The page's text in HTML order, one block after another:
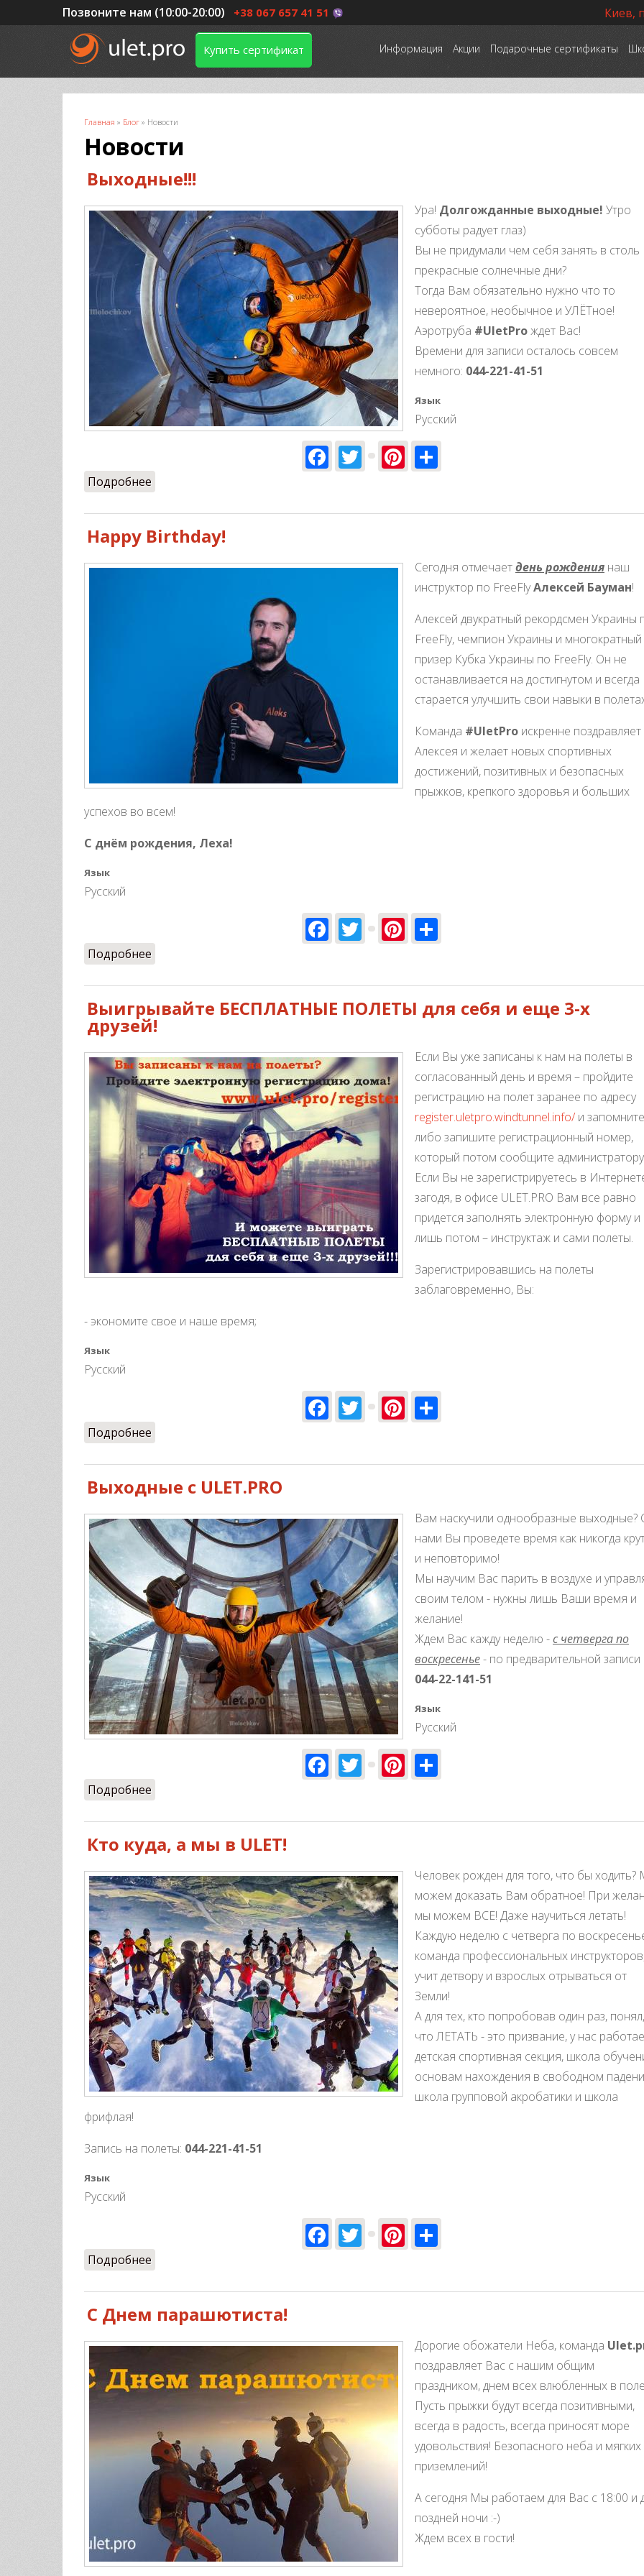
Позвоните нам (10:00-20:00) +38 067 657 41 51 Киев,
Купить сертификат Информация Акции Подарочные сертификаты
Вы здесь
Главная » Блог » Новости
Новости
Выходные!!!
Ура! Долгожданные выходные! Утро
субботы радует глаз)
Вы не придумали чем себя занять в столь
прекрасные солнечные дни?
Тогда Вам обязательно нужно что то
невероятное, необычное и УЛЁТное!
Аэротруба #UletProждет Вас!
Времени для записи осталось совсем
немного: 044-221-41-51
Язык
Русский
Facebook
TwitterPinterest
Подробнее
Happy Birthday!
Сегодня отмечаетдень рождения наш
инструктор по FreeFlyАлексей Бауман!
Алексей двукратный рекордсмен Украины
FreeFly, чемпион Украины и многократный
призер Кубка Украины по FreeFly. Он не
останавливается на достигнутом и всегда
старается улучшить свои навыки в
Команда #UletPro искренне поздравляет
Алексея и желает новых спортивных
достижений, позитивных и безопасных
прыжков, крепкого здоровья и больших
успехов во всем!
С днём рождения, Леха!
Язык
Русский
Facebook
TwitterPinterest
Подробнее
Выигрывайте БЕСПЛАТНЫЕ ПОЛЕТЫ для себя и еще 3-х
друзей!
Если Вы уже записаны к нам на полеты в
согласованный день и время – пройдите
регистрацию на полет заранее по адресу
register.uletpro.windtunnel.info/ и
либо запишите регистрационный номер,
который потом сообщите
Если Вы не зарегистрируетесь в
загодя, в офисе ULET.PRO Вам все равно
придется заполнять электронную форму и
лишь потом – инструктаж и сами полеты.
Зарегистрировавшись на полеты
заблаговременно, Вы:
- экономите свое и наше время;
Язык
Русский
Facebook
TwitterPinterest
Подробнее
Выходные с ULET.PRO
Вам наскучили однообразные выходные?
нами Вы проведете время как никогда
и неповторимо!
Мы научим Вас парить в воздухе и
своим телом - нужны лишь Ваши время и
желание!
Ждем Вас кажду неделю -с четверга по
воскресенье- по предварительной записи
044-22-141-51
Язык
Русский
Facebook
TwitterPinterest
Подробнее
Кто куда, а мы в ULET!
Человек рожден для того, что бы
можем доказать Вам обратное! При
мы можем ВСЕ! Даже научиться летать!
Каждую неделю с четверга по
команда профессиональных
учит детвору и взрослых отрываться от
Земли!
А для тех, кто попробовав один раз, понял,
что ЛЕТАТЬ - это призвание, у нас
детская спортивная секция, школа
основам нахождения в свободном
школа групповой акробатики и школа
фрифлая!
Запись на полеты: 044-221-41-51
Язык
Русский
Facebook
TwitterPinterest
Подробнее
С Днем парашютиста!
Дорогие обожатели Неба, команда
поздравляет Вас с нашим общим
праздником, днем всех влюбленных в
Пусть прыжки будут всегда позитивными,
всегда в радость, всегда приносят море
удовольствия! Безопасного неба и мягких
приземлений!
А сегодня Мы работаем для Вас с 18:00 и
поздней ночи :-)
Ждем всех в гости!